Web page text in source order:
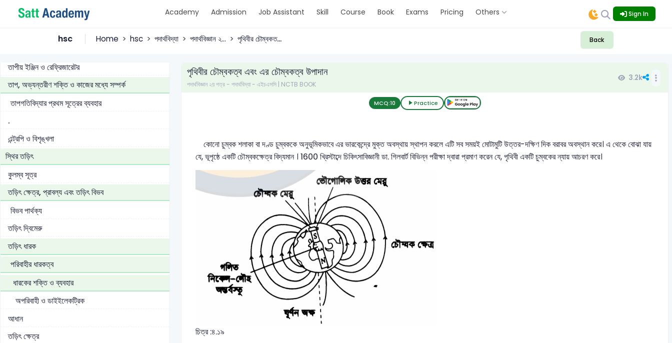
Academy Admission Job Assistant Skill Course Book Exams Pricing Others Sign In
hsc Home hsc পদার্থবিদ্যা পদার্থবিজ্ঞান ২... পৃথিবীর চৌম্বকত... Back
তাপীয় ইঞ্জিন
তাপীয় ইঞ্জিন ও রেফ্রিজারেটর
তাপ, অভ্যন্তরীণ শক্তি ও কাজের মধ্যে সম্পর্ক
তাপগতিবিদ্যার প্রথম সূত্রের ব্যবহার
.
এন্ট্রপি ও বিশৃঙ্খলা
স্থির তড়িৎ
কুলম্ব সূত্র
তড়িৎ ক্ষেত্র, প্রাবল্য এবং তড়িৎ বিভব
বিভব পার্থক্য
তড়িৎ দ্বিমেরু
তড়িৎ ধারক
পরিবাহীর ধারকত্ব
ধারকের শক্তি ও ব্যবহার
অপরিবাহী ও ডাইইলেকট্রিক
আধান
তড়িৎ ক্ষেত্র
পৃথিবীর চৌম্বকত্ব এবং এর চৌম্বকত্ব উপাদান
পদার্থবিজ্ঞান ২য় পত্র - পদার্থবিদ্যা - এইচএসসি | NCTB BOOK
3.2k
MCQ:10 Practice
কোনো চুম্বক শলাকা বা দণ্ড চুম্বককে অনুভূমিকভাবে এর ভারকেন্দ্রে মুক্ত অবস্থায় স্থাপন করলে এটি সব সময়ই মোটামুটি উত্তর-দক্ষিণ দিক বরাবর অবস্থান করে। এ থেকে বোঝা যায়
যে, ভূপৃষ্ঠে একটি চৌম্বকক্ষেত্র বিদ্যমান । 1600 খ্রিস্টাব্দে চিকিৎসাবিজ্ঞানী ডা. গিলবার্ট বিভিন্ন পরীক্ষা দ্বারা প্রমাণ করেন যে, পৃথিবী একটি চুম্বকের ন্যায় আচরণ করে।
চিত্র :৪.১৯